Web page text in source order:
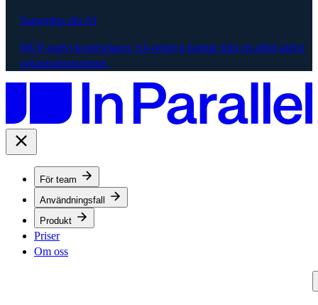
Samordna din AI
MCP-nativt kontextlager. AI-verktyg hämtar från ett alltid aktivt
organisationsminne.
För team
Användningsfall
Produkt
Priser
Om oss